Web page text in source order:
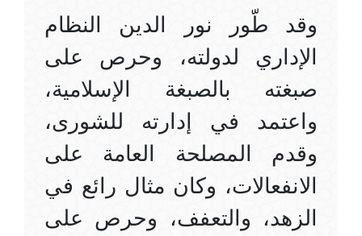
وقد طّور نور الدين النظام
الإداري لدولته، وحرص على
صبغته بالصبغة الإسلامية،
واعتمد في إدارته للشورى،
وقدم المصلحة العامة على
الانفعالات، وكان مثال رائع في
الزهد، والتعفف، وحرص على